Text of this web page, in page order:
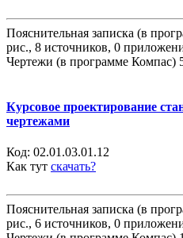
Пояснительная записка (в
рис., 8 источников, 0
Чертежи (в программе Компас)
Курсовое проектирование
чертежами
Код: 02.01.03.01.12
Как тут скачать?
Пояснительная записка (в
рис., 6 источников, 0